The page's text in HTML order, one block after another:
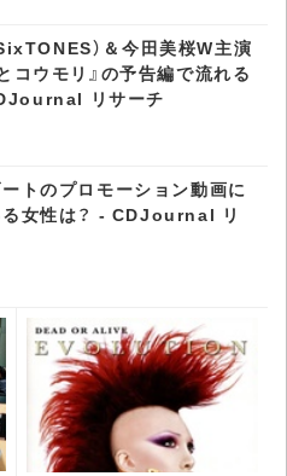
）＆今田美桜W主演
コウモリ』の予告編で流れる
リサーチ
トのプロモーション動画に
女性は？ - CDJournal リ